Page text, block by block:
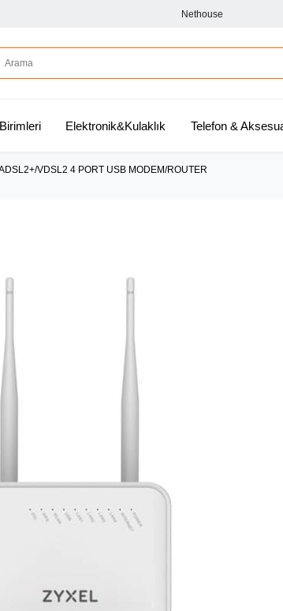
Nethouse
Elektronik&Kulaklık Telefon &
VDSL2 4 PORT USB MODEM/ROUTER